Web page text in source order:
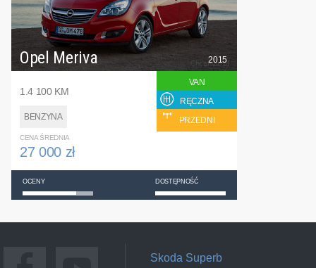
Opel Meriva
1.4 100 KM
BENZYNA
2015
VAN
RĘCZNA
PRZEDNI
CENA ŚREDNIA
27 000 zł
OCENY DOSTĘPNOŚĆ
Skoda Superb